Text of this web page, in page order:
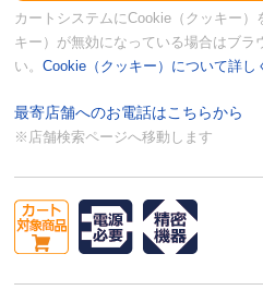
カートシステムにCookie（クッキー
キー）が無効になっている場合はブラ
い。Cookie（クッキー）について詳し
最寄店舗へのお電話はこちらから
※店舗検索ページへ移動します